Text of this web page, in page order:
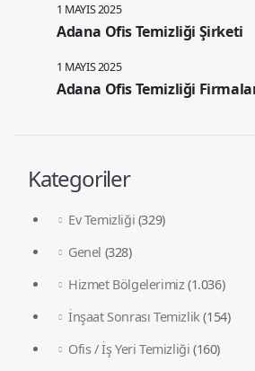
Adana Ofis Temizliği Şirketi
1 MAYIS 2025
Adana Ofis Temizliği
1 MAYIS 2025
Kategoriler
Ev Temizliği (329)
Genel (328)
Hizmet Bölgelerimiz (1.036)
İnşaat Sonrası Temizlik (154)
Ofis / İş Yeri Temizliği (160)